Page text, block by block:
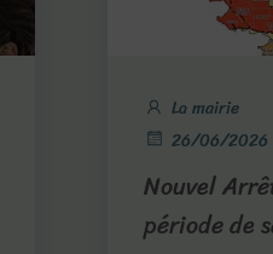
La mairie
26/06/2026
Nouvel
période de